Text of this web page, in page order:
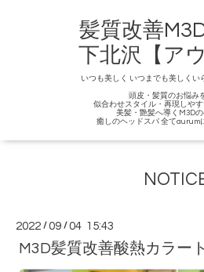
髪質改善
下北沢【ア
いつも美しく いつまでも美しくい
頭皮・髪質のお悩み
似合わせスタイル・再現しや
美髪・艶髪へ導くM3D
癒しのヘッドスパ 全てaurum
2022 /09 /04 15:43
M3D髪質改善酸熱カラー